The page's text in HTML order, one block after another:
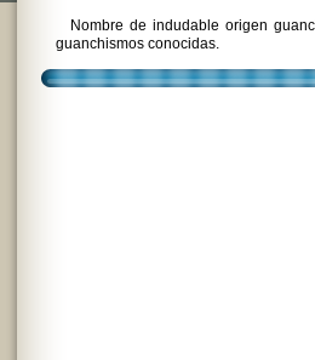
Nombre de indudable origen
guanchismos conocidas.